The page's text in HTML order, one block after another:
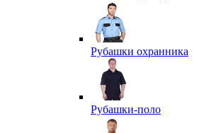
Рубашки охранника
Рубашки-поло